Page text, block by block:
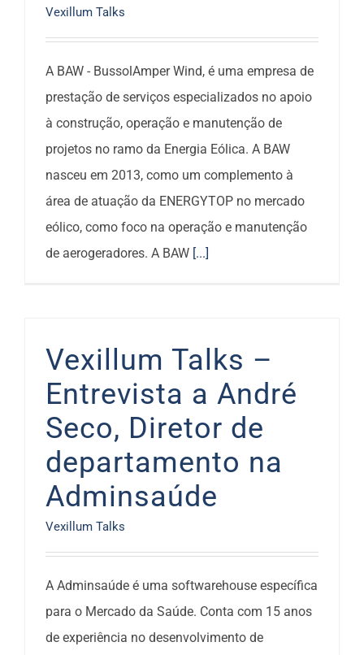
Vexillum Talks
A BAW - BussolAmper Wind, é uma empresa de
prestação de serviços especializados no apoio
à construção, operação e manutenção de
projetos no ramo da Energia Eólica. A BAW
nasceu em 2013, como um complemento à
área de atuação da ENERGYTOP no mercado
eólico, como foco na operação e manutenção
de aerogeradores. A BAW [...]
Vexillum Talks –
Entrevista a André
Seco, Diretor de
departamento na
Adminsaúde
Vexillum Talks
A Adminsaúde é uma softwarehouse específica
para o Mercado da Saúde. Conta com 15 anos
de experiência no desenvolvimento de